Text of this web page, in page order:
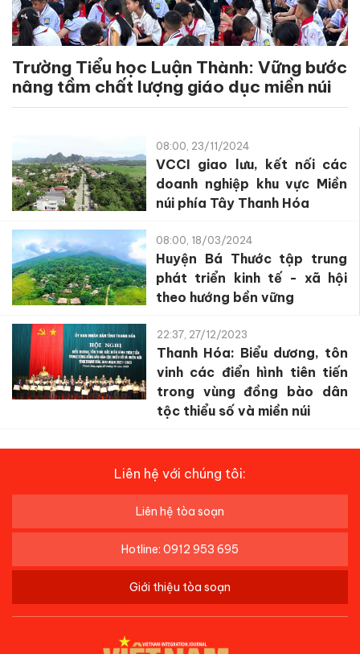
Trường Tiểu học Luận Thành: Vững bước
nâng tầm chất lượng giáo dục miền núi
08:00, 23/11/2024
VCCI giao lưu, kết nối các
doanh nghiệp khu vực Miền
núi phía Tây Thanh Hóa
08:00, 18/03/2024
Huyện Bá Thước tập trung
phát triển kinh tế - xã hội
theo hướng bền vững
22:37, 27/12/2023
Thanh Hóa: Biểu dương, tôn
vinh các điển hình tiên tiến
trong vùng đồng bào dân
tộc thiểu số và miền núi
Liên hệ với chúng tôi:
Liên hệ tòa soạn
Hotline: 0912 953 695
Giới thiệu tòa soạn